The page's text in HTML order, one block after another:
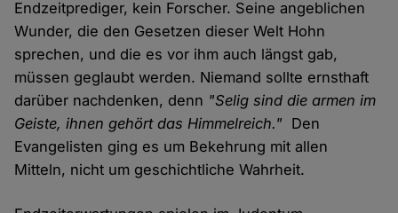
Endzeitprediger, kein Forscher. Seine angeblichen
Wunder, die den Gesetzen dieser Welt Hohn
sprechen, und die es vor ihm auch längst gab,
müssen geglaubt werden. Niemand sollte ernsthaft
darüber nachdenken, denn "Selig sind die armen im
Geiste, ihnen gehört das Himmelreich." Den
Evangelisten ging es um Bekehrung mit allen
Mitteln, nicht um geschichtliche Wahrheit.